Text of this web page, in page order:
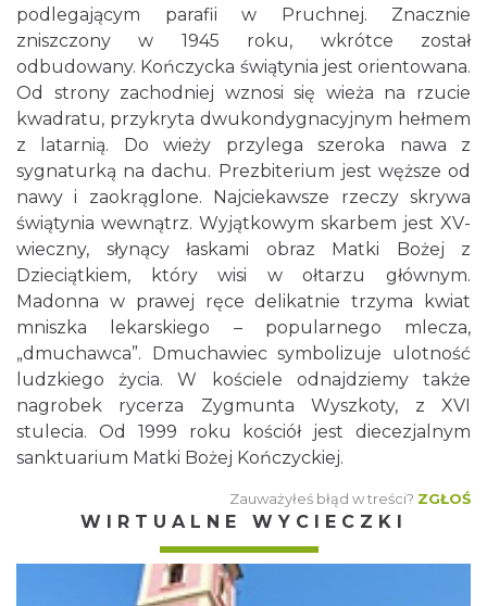
podlegającym parafii w Pruchnej. Znacznie
zniszczony w 1945 roku, wkrótce został
odbudowany. Kończycka świątynia jest orientowana.
Od strony zachodniej wznosi się wieża na rzucie
kwadratu, przykryta dwukondygnacyjnym hełmem
z latarnią. Do wieży przylega szeroka nawa z
sygnaturką na dachu. Prezbiterium jest węższe od
nawy i zaokrąglone. Najciekawsze rzeczy skrywa
świątynia wewnątrz. Wyjątkowym skarbem jest XV-
wieczny, słynący łaskami obraz Matki Bożej z
Dzieciątkiem, który wisi w ołtarzu głównym.
Madonna w prawej ręce delikatnie trzyma kwiat
mniszka lekarskiego – popularnego mlecza,
„dmuchawca”. Dmuchawiec symbolizuje ulotność
ludzkiego życia. W kościele odnajdziemy także
nagrobek rycerza Zygmunta Wyszkoty, z XVI
stulecia. Od 1999 roku kościół jest diecezjalnym
sanktuarium Matki Bożej Kończyckiej.
Zauważyłeś błąd w treści? ZGŁOŚ
WIRTUALNE WYCIECZKI